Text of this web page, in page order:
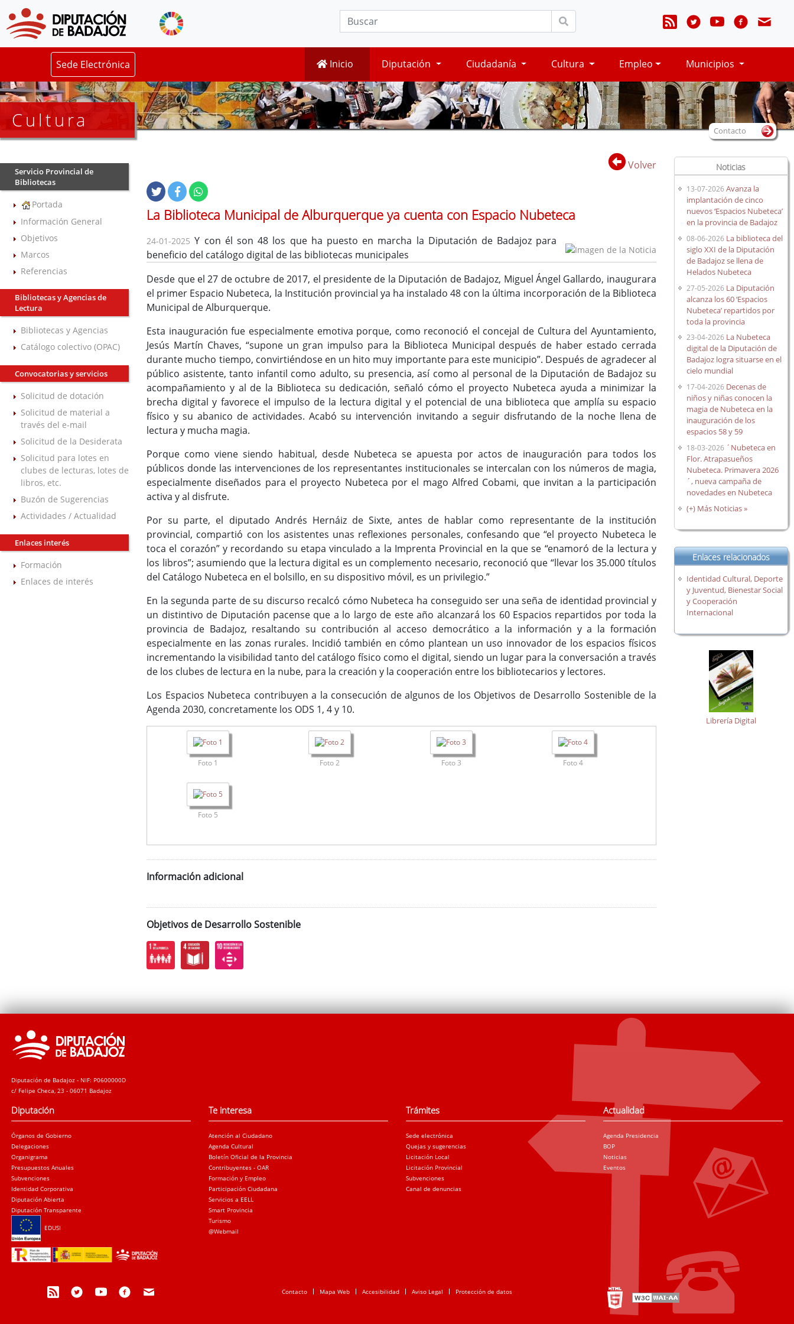
Sede Electrónica Inicio Diputación Ciudadanía Cultura Empleo Municipios
Cultura
Servicio Provincial de
Bibliotecas
Portada
Información General
Objetivos
Marcos
Referencias
Bibliotecas y Agencias de
Lectura
Bibliotecas y Agencias
Catálogo colectivo (OPAC)
Convocatorias y servicios
Solicitud de dotación
Solicitud de material a
través del e-mail
Solicitud de la Desiderata
Solicitud para lotes en
clubes de lecturas, lotes de
libros, etc.
Buzón de Sugerencias
Actividades / Actualidad
Enlaces interés
Formación
Enlaces de interés
Volver
La Biblioteca Municipal de Alburquerque ya cuenta con Espacio Nubeteca
24-01-2025 Y con él son 48 los que ha puesto en marcha la Diputación de Badajoz para
beneficio del catálogo digital de las bibliotecas municipales
Desde que el 27 de octubre de 2017, el presidente de la Diputación de Badajoz, Miguel Ángel Gallardo, inaugurara
el primer Espacio Nubeteca, la Institución provincial ya ha instalado 48 con la última incorporación de la Biblioteca
Municipal de Alburquerque.
Esta inauguración fue especialmente emotiva porque, como reconoció el concejal de Cultura del Ayuntamiento,
Jesús Martín Chaves, “supone un gran impulso para la Biblioteca Municipal después de haber estado cerrada
durante mucho tiempo, convirtiéndose en un hito muy importante para este municipio”. Después de agradecer al
público asistente, tanto infantil como adulto, su presencia, así como al personal de la Diputación de Badajoz su
acompañamiento y al de la Biblioteca su dedicación, señaló cómo el proyecto Nubeteca ayuda a minimizar la
brecha digital y favorece el impulso de la lectura digital y el potencial de una biblioteca que amplía su espacio
físico y su abanico de actividades. Acabó su intervención invitando a seguir disfrutando de la noche llena de
lectura y mucha magia.
Porque como viene siendo habitual, desde Nubeteca se apuesta por actos de inauguración para todos los
públicos donde las intervenciones de los representantes institucionales se intercalan con los números de magia,
especialmente diseñados para el proyecto Nubeteca por el mago Alfred Cobami, que invitan a la participación
activa y al disfrute.
Por su parte, el diputado Andrés Hernáiz de Sixte, antes de hablar como representante de la institución
provincial, compartió con los asistentes unas reflexiones personales, confesando que “el proyecto Nubeteca le
toca el corazón” y recordando su etapa vinculado a la Imprenta Provincial en la que se “enamoró de la lectura y
los libros”; asumiendo que la lectura digital es un complemento necesario, reconoció que “llevar los 35.000 títulos
del Catálogo Nubeteca en el bolsillo, en su dispositivo móvil, es un privilegio.”
En la segunda parte de su discurso recalcó cómo Nubeteca ha conseguido ser una seña de identidad provincial y
un distintivo de Diputación pacense que a lo largo de este año alcanzará los 60 Espacios repartidos por toda la
provincia de Badajoz, resaltando su contribución al acceso democrático a la información y a la formación
especialmente en las zonas rurales. Incidió también en cómo plantean un uso innovador de los espacios físicos
incrementando la visibilidad tanto del catálogo físico como el digital, siendo un lugar para la conversación a través
de los clubes de lectura en la nube, para la creación y la cooperación entre los bibliotecarios y lectores.
Los Espacios Nubeteca contribuyen a la consecución de algunos de los Objetivos de Desarrollo Sostenible de la
Agenda 2030, concretamente los ODS 1, 4 y 10.
Foto 1 Foto 2 Foto 3 Foto 4
Foto 5
Información adicional
Objetivos de Desarrollo Sostenible
Contacto
Noticias
13-07-2026 Avanza la
implantación de cinco
nuevos ‘Espacios Nubeteca’
en la provincia de Badajoz
08-06-2026 La biblioteca del
siglo XXI de la Diputación
de Badajoz se llena de
Helados Nubeteca
27-05-2026 La Diputación
alcanza los 60 ‘Espacios
Nubeteca’ repartidos por
toda la provincia
23-04-2026 La Nubeteca
digital de la Diputación de
Badajoz logra situarse en el
cielo mundial
17-04-2026 Decenas de
niños y niñas conocen la
magia de Nubeteca en la
inauguración de los
espacios 58 y 59
18-03-2026 ´Nubeteca en
Flor. Atrapasueños
Nubeteca. Primavera 2026
´, nueva campaña de
novedades en Nubeteca
(+) Más Noticias »
Enlaces relacionados
Identidad Cultural, Deporte
y Juventud, Bienestar Social
y Cooperación
Internacional
Librería Digital
Diputación de Badajoz - NIF: P0600000D
c/ Felipe Checa, 23 - 06071 Badajoz
Diputación
Órganos de Gobierno
Delegaciones
Organigrama
Presupuestos Anuales
Subvenciones
Identidad Corporativa
Diputación Abierta
Diputación Transparente
EDUSI
Te interesa
Atención al Ciudadano
Agenda Cultural
Boletín Oficial de la Provincia
Contribuyentes - OAR
Formación y Empleo
Participación Ciudadana
Servicios a EELL
Smart Provincia
Turismo
@Webmail
Trámites
Sede electrónica
Quejas y sugerencias
Licitación Local
Licitación Provincial
Subvenciones
Canal de denuncias
Actualidad
Agenda Presidencia
BOP
Noticias
Eventos
Contacto Mapa Web Accesibilidad Aviso Legal Protección de datos